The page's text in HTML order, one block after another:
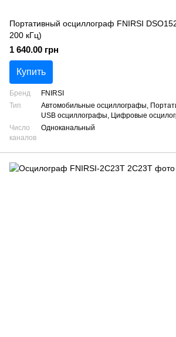
Портативный осциллограф FNIRSI
200 кГц)
1 640.00 грн
Купить
Бренд
FNIRSI
Тип
Автомобильные осциллографы,
USB осциллографы, Цифровые
Число
каналов
Одноканальный